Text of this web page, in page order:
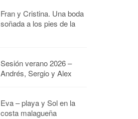
Fran y Cristina. Una boda
soñada a los pies de la
Sesión verano 2026 –
Andrés, Sergio y Alex
Eva – playa y Sol en la
costa malagueña